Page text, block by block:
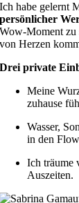
Ich habe gelernt
persönlicher
Wow-Moment zu
von Herzen
Drei private
Meine
zuhause
Wasser,
in den
Ich träume
Auszeiten.